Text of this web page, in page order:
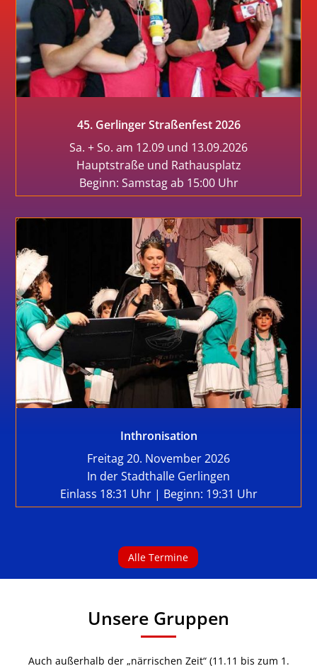
45. Gerlinger Straßenfest 2026
Sa. + So. am 12.09 und 13.09.2026
Hauptstraße und Rathausplatz
Beginn: Samstag ab 15:00 Uhr
Inthronisation
Freitag 20. November 2026
In der Stadthalle Gerlingen
Einlass 18:31 Uhr | Beginn: 19:31 Uhr
Alle Termine
Unsere Gruppen
Auch außerhalb der „närrischen Zeit“ (11.11 bis zum 1.